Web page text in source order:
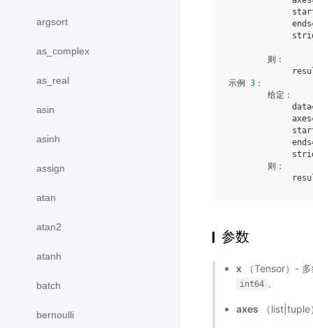
argsort
as_complex
as_real
asin
asinh
assign
atan
atan2
atanh
batch
bernoulli
        则：
示例 3 ：
        给定：
        则：
参数
x （Tensor）-
int64 。
axes （